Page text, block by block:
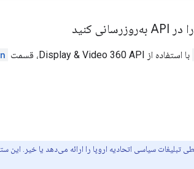
را در API به‌روزرسانی کنید
با استفاده از Display & Video 360 API، قسمت